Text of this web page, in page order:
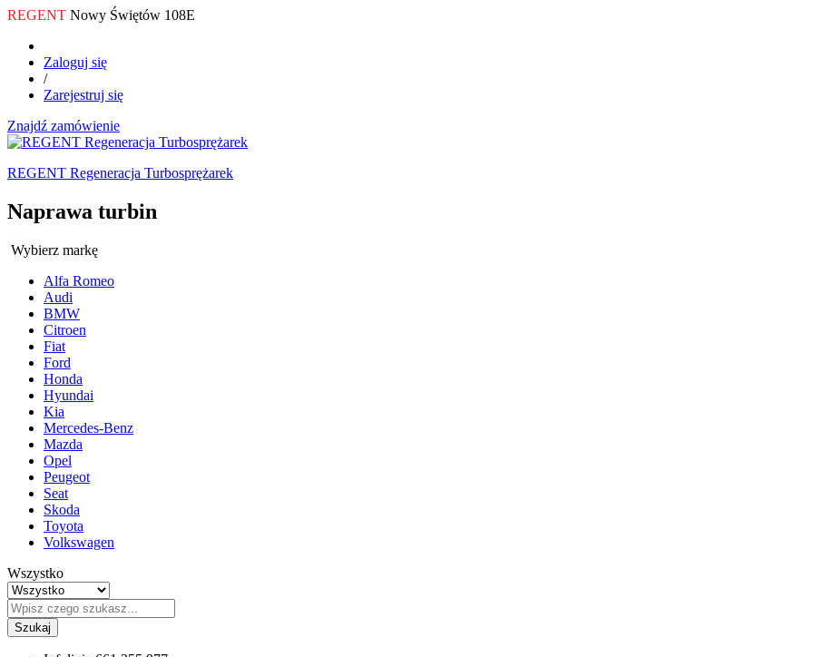
REGENT Nowy Świętów 108E
Zaloguj się
/
Zarejestruj się
Znajdź zamówienie
REGENT Regeneracja Turbosprężarek
Naprawa turbin
Wybierz markę
Alfa Romeo
Audi
BMW
Citroen
Fiat
Ford
Honda
Hyundai
Kia
Mercedes-Benz
Mazda
Opel
Peugeot
Seat
Skoda
Toyota
Volkswagen
Wszystko
Szukaj